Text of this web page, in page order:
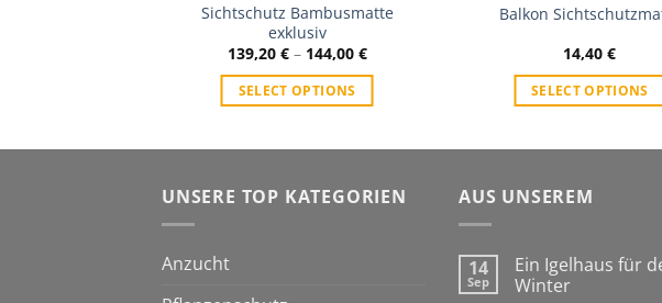
Sichtschutz Bambusmatte
exklusiv
139,20 €– 144,00 €
SELECT OPTIONS
Balkon
14,40€
SELECT OPTIONS
UNSERE TOP KATEGORIEN
Anzucht
AUS UNSEREM
14
Sep
Ein Igelhaus für
Winter